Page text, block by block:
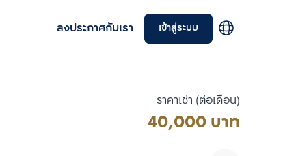
ลงประกาศกับเรา เข้าสู่ระบบ
ราคาเช่า (ต่อเดือน)
40,000 บาท